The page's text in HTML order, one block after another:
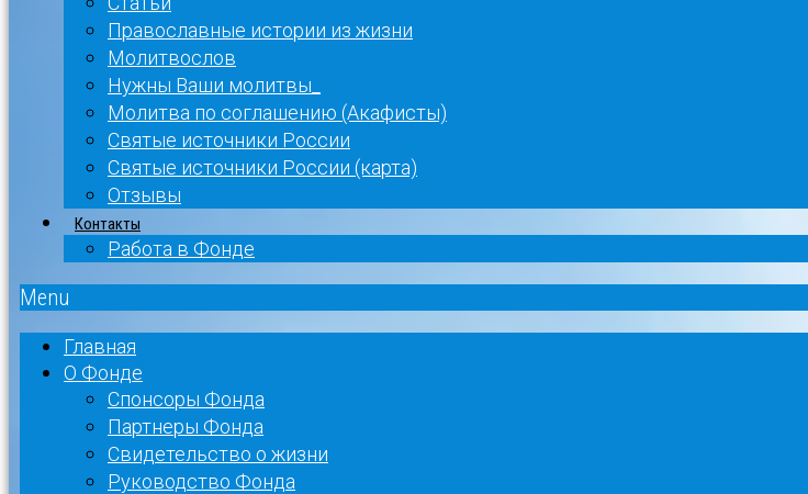
Православные истории из жизни
Молитвослов
Нужны Ваши молитвы_
Молитва по соглашению (Акафисты)
Святые источники России
Святые источники России (карта)
Отзывы
Контакты
Работа в Фонде
Menu
Главная
О Фонде
Спонсоры Фонда
Партнеры Фонда
Свидетельство о жизни
Руководство Фонда